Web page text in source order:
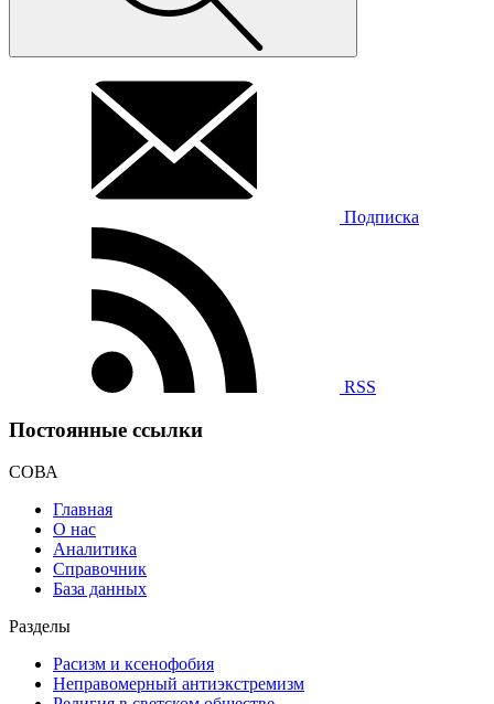
Подписка
RSS
Постоянные ссылки
СОВА
Главная
О нас
Аналитика
Справочник
База данных
Разделы
Расизм и ксенофобия
Неправомерный антиэкстремизм